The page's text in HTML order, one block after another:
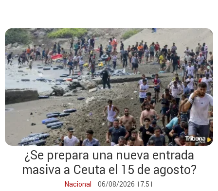
¿Se prepara una nueva entrada
masiva a Ceuta el 15 de agosto?
Nacional 06/08/2026 17:51